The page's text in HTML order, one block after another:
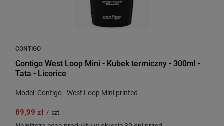
CONTIGO
Contigo West Loop Mini - Kubek termiczny - 300ml -
Tata - Licorice
Model: Contigo - West Loop Mini printed
89,99 zł / szt.